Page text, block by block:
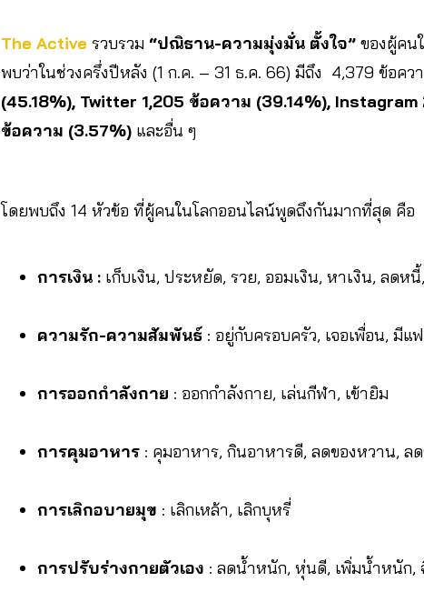
The Active รวบรวม “ปณิธาน-ความมุ่งมั่น ตั้งใจ” ของผู้คน
พบว่าในช่วงครึ่งปีหลัง (1 ก.ค. – 31 ธ.ค. 66) มีถึง 4,379 ข้อคว
(45.18%), Twitter 1,205 ข้อความ (39.14%),
ข้อความ (3.57%) และอื่น ๆ
โดยพบถึง 14 หัวข้อ ที่ผู้คนในโลกออนไลน์พูดถึงกันมากที่สุด คือ
การเงิน : เก็บเงิน, ประหยัด, รวย, ออมเงิน, หาเงิน, ลดห
ความรัก-ความสัมพันธ์ : อยู่กับครอบครัว, เจอเพื่อน, มี
การออกกำลังกาย : ออกกำลังกาย, เล่นกีฬา, เข้ายิม
การคุมอาหาร : คุมอาหาร, กินอาหารดี, ลดของหวาน, ล
การเลิกอบายมุข : เลิกเหล้า, เลิกบุหรี่
การปรับร่างกายตัวเอง : ลดน้ำหนัก, หุ่นดี, เพิ่มน้ำหนัก,